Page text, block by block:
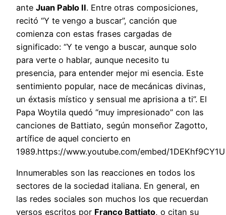
ante Juan Pablo II. Entre otras composiciones,
recitó “Y te vengo a buscar”, canción que
comienza con estas frases cargadas de
significado: “Y te vengo a buscar, aunque solo
para verte o hablar, aunque necesito tu
presencia, para entender mejor mi esencia. Este
sentimiento popular, nace de mecánicas divinas,
un éxtasis místico y sensual me aprisiona a ti”. El
Papa Woytila quedó “muy impresionado” con las
canciones de Battiato, según monseñor Zagotto,
artífice de aquel concierto en
1989.https://www.youtube.com/embed/1DEKhf9CY1U
Innumerables son las reacciones en todos los
sectores de la sociedad italiana. En general, en
las redes sociales son muchos los que recuerdan
versos escritos por Franco Battiato, o citan su